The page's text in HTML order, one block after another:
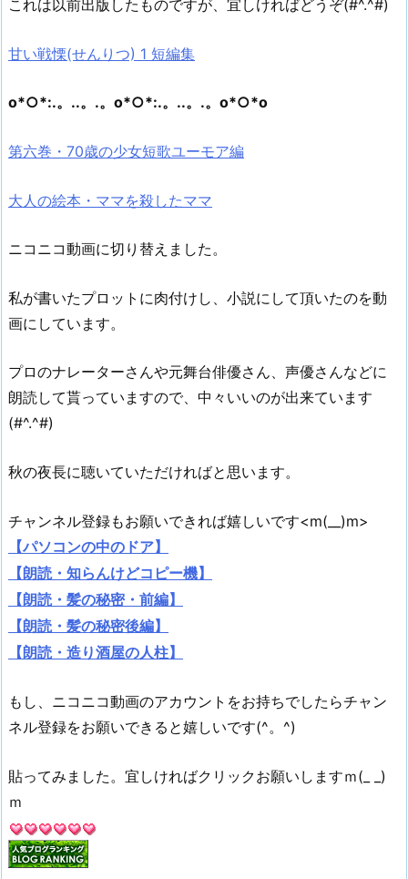
これは以前出版したものですが、宜しければどうぞ(#^.^#)
甘い戦慄(せんりつ) 1 短編集
o*○*:.。..。.。o*○*:.。..。.。o*○*o
第六巻・70歳の少女短歌ユーモア編
大人の絵本・ママを殺したママ
ニコニコ動画に切り替えました。
私が書いたプロットに肉付けし、小説にして頂いたのを動
画にしています。
プロのナレーターさんや元舞台俳優さん、声優さんなどに
朗読して貰っていますので、中々いいのが出来ています
(#^.^#)
秋の夜長に聴いていただければと思います。
チャンネル登録もお願いできれば嬉しいです<m(__)m>
【パソコンの中のドア】
【朗読・知らんけどコピー機】
【朗読・髪の秘密・前編】
【朗読・髪の秘密後編】
【朗読・造り酒屋の人柱】
もし、ニコニコ動画のアカウントをお持ちでしたらチャン
ネル登録をお願いできると嬉しいです(^。^)
貼ってみました。宜しければクリックお願いしますｍ(_ _)
ｍ